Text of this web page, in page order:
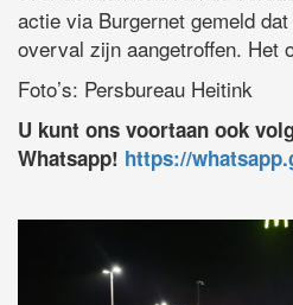
actie via Burgernet gemeld
overval zijn aangetroffen. Het
Foto’s: Persbureau Heitink
U kunt ons voortaan ook
Whatsapp! https://